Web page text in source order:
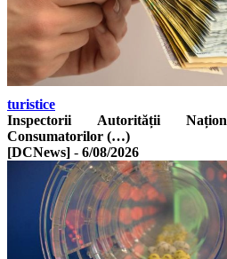
turistice
Inspectorii Autorității
Consumatorilor (…)
[DCNews] - 6/08/2026